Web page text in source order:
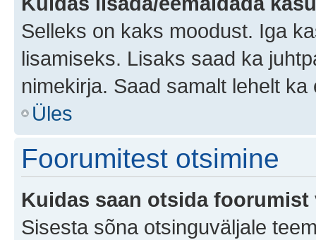
Selleks on kaks moodust. Iga
lisamiseks. Lisaks saad ka
nimekirja. Saad samalt lehelt ka
Üles
Foorumitest otsimine
Kuidas saan otsida
Sisesta sõna otsinguväljale